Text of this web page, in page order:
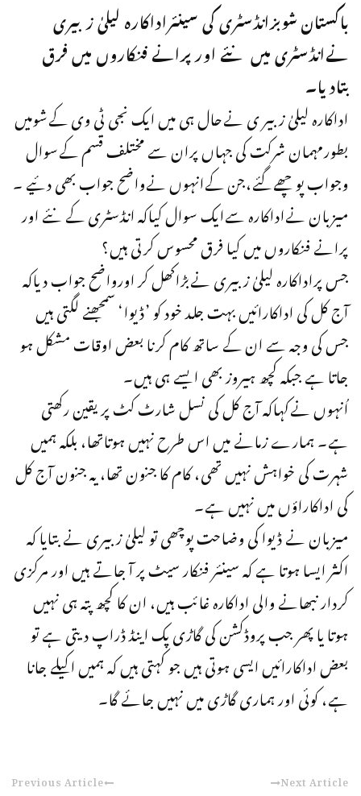
باکستان شوبزانڈسٹری کی سینئراداکارہ لیلیٰ زبیری
نےانڈسٹری میں نئے اور پرانے فنکاروں میں فرق
بتادیا۔
اداکارہ لیلیٰ زبیر ی نےحال ہی میں ایک نجی ٹی وی کےشومیں
بطورمہمان شرکت کی جہاں پران سے مختلف قسم کےسوال
وجواب پوچھےگئے،جن کےانہوں نےواضح جواب بھی دئیے ۔
میزبان نےاداکارہ سےایک سوال کیاکہ انڈسٹری کے نئے اور
پرانے فنکاروں میں کیا فرق محسوس کرتی ہیں؟
جس پراداکارہ لیلیٰ زبیری نےبڑاکھل کر اورواضح جواب دیاکہ
آج کل کی اداکارائیں بہت جلد خود کو ’ڈیوا‘ سمجھنے لگتی ہیں
جس کی وجہ سے ان کے ساتھ کام کرنا بعض اوقات مشکل ہو
جاتا ہے جبکہ کچھ ہیروز بھی ایسے ہی ہیں۔
اُنہوں نےکہاکہ آج کل کی نسل شارٹ کٹ پر یقین رکھتی
ہے۔ ہمارے زمانے میں اس طرح نہیں ہوتاتھا، بلکہ ہمیں
شہرت کی خواہش نہیں تھی، کام کا جنون تھا، یہ جنون آج کل
کی اداکاراؤں میں نہیں ہے۔
میزبان نے ڈیوا کی وضاحت پوچھی تو لیلیٰ زبیری نے بتایا کہ
اکثر ایسا ہوتا ہے کہ سینئر فنکار سیٹ پر آ جاتے ہیں اور مرکزی
کردار نبھانے والی اداکارہ غائب ہیں، ان کا کچھ پتہ ہی نہیں
ہوتا یا پھر جب پروڈکشن کی گاڑی پک اینڈ ڈراپ دیتی ہے تو
بعض اداکارائیں ایسی ہوتی ہیں جو کہتی ہیں کہ ہمیں اکیلے جانا
ہے، کوئی اور ہماری گاڑی میں نہیں جائے گا۔
Previous Article Next Article